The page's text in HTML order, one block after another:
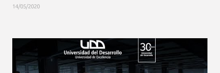
14/05/2020